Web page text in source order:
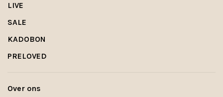
LIVE
SALE
KADOBON
PRELOVED
Over ons